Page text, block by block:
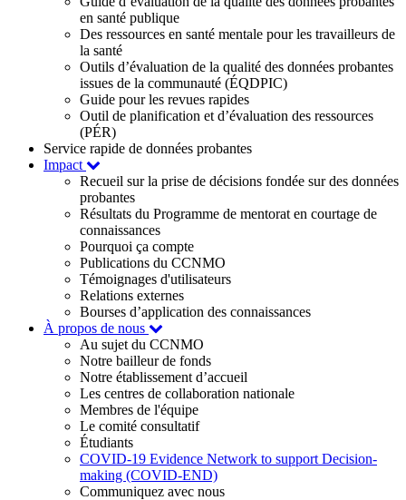
en santé publique
Des ressources en santé mentale pour les travailleurs de
la santé
Outils d’évaluation de la qualité des données probantes
issues de la communauté (ÉQDPIC)
Guide pour les revues rapides
Outil de planification et d’évaluation des ressources
(PÉR)
Service rapide de données probantes
Impact
Recueil sur la prise de décisions fondée sur des données
probantes
Résultats du Programme de mentorat en courtage de
connaissances
Pourquoi ça compte
Publications du CCNMO
Témoignages d'utilisateurs
Relations externes
Bourses d’application des connaissances
À propos de nous
Au sujet du CCNMO
Notre bailleur de fonds
Notre établissement d’accueil
Les centres de collaboration nationale
Membres de l'équipe
Le comité consultatif
Étudiants
COVID-19 Evidence Network to support Decision-
making (COVID-END)
Communiquez avec nous